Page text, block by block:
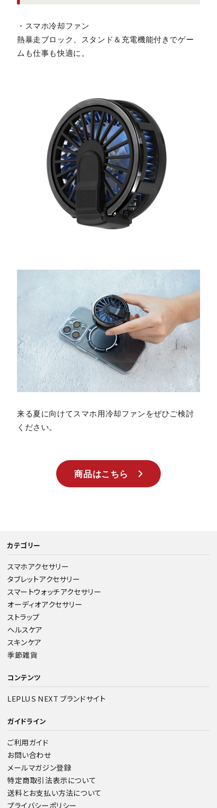
・スマホ冷却ファン
熱暴走ブロック、スタンド＆充電機能付きでゲー
ムも仕事も快適に。
来る夏に向けてスマホ用冷却ファンをぜひご検討
ください。
商品はこちら
カテゴリー
スマホアクセサリー
タブレットアクセサリー
スマートウォッチアクセサリー
オーディオアクセサリー
ストラップ
ヘルスケア
スキンケア
季節雑貨
コンテンツ
LEPLUS NEXT ブランドサイト
ガイドライン
ご利用ガイド
お問い合わせ
メールマガジン登録
特定商取引法表示について
送料とお支払い方法について
プライバシーポリシー